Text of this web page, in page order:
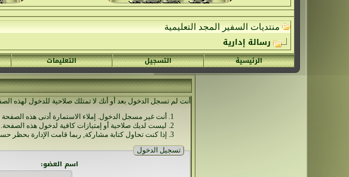
منتديات السفير المجد التعليمية
رسالة إدارية
الرئيسية التسجيل التعليمات
أنت لم تسجل الدخول بعد أو أنك لا تمتلك صلاحية للدخول لهذه
أنت غير مسجل الدخول. إملاء الاستمارة أدنى هذه
ليست لديك صلاحية أو إمتيازات كافية لدخول هذه
إذا كنت تحاول كتابة مشاركة, ربما قامت الإدارة بحظر
تسجيل الدخول
اسم العضو: